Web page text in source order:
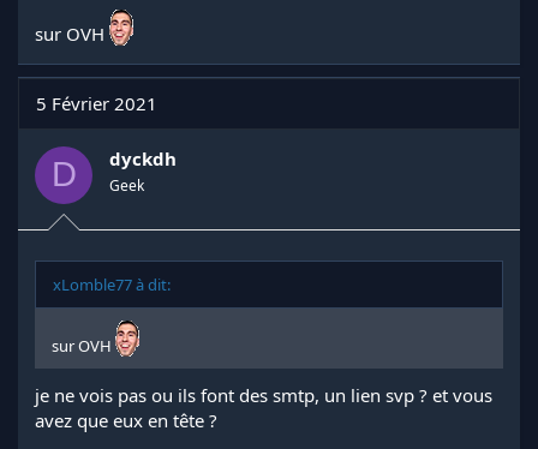
sur OVH
5 Février 2021
D dyckdh
Geek
xLomble77 à dit:
sur OVH
je ne vois pas ou ils font des smtp, un lien svp ? et vous
avez que eux en tête ?